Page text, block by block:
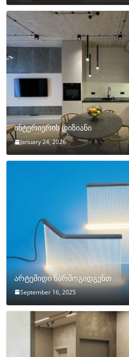
ინტერიერის დიზიანი
January 24, 2026
არტემიდი წარმოგიდგენთ
September 16, 2025